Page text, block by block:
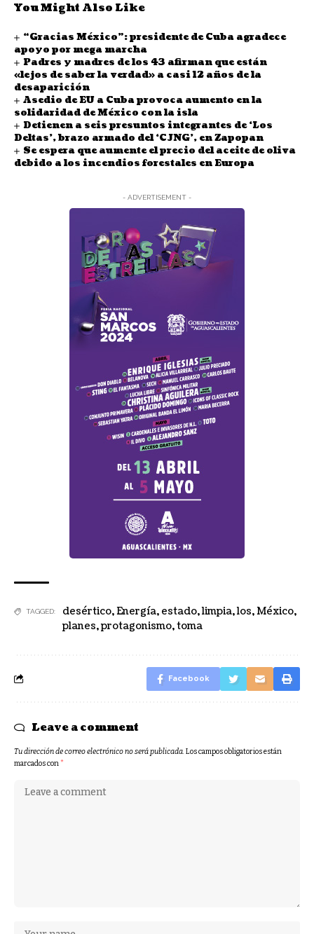
You Might Also Like
“Gracias México”: presidente de Cuba agradece
apoyo por mega marcha
Padres y madres de los 43 afirman que están
«lejos de saber la verdad» a casi 12 años de la
desaparición
Asedio de EU a Cuba provoca aumento en la
solidaridad de México con la isla
Detienen a seis presuntos integrantes de ‘Los
Deltas’, brazo armado del ‘CJNG’, en Zapopan
Se espera que aumente el precio del aceite de oliva
debido a los incendios forestales en Europa
- ADVERTISEMENT -
TAGGED: desértico,Energía, estado,limpia,los,México,
planes,protagonismo,toma
Facebook
Leave a comment
Tu dirección de correo electrónico no será publicada.Los campos obligatorios están
marcados con*